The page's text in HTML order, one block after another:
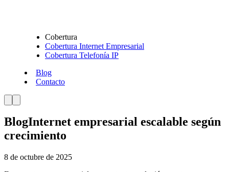
Cobertura
Cobertura Internet Empresarial
Cobertura Telefonía IP
Blog
Contacto
BlogInternet empresarial escalable según
crecimiento
8 de octubre de 2025